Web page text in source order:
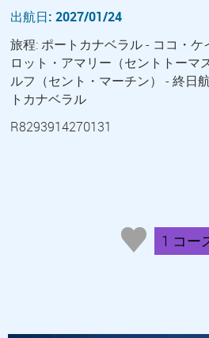
出航日: 2027/01/24
旅程: ポートカナベラル - ココ・ケ
ロット・アマリー（セントトーマ
ルフ（セント・マーチン） - 終日
トカナベラル
R8293914270131
1 コー